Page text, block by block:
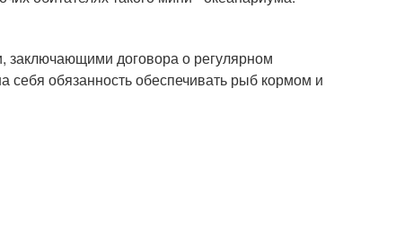
договора о регулярном
обязанность обеспечивать рыб кормом и